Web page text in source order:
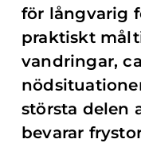
för långvarig
praktiskt
vandringar,
största delen
bevarar